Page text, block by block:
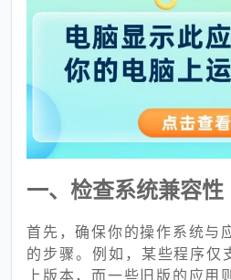
一、检查系统兼容性
首先，确保你的操作系统与
的步骤。例如，某些程序
上版本，而一些旧版的应用